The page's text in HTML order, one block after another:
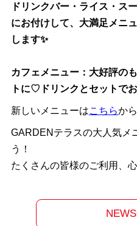
ドリンクバー・ライス・ス
にお付けして、大満足メニ
します✨
カフェメニュー：大好評の
トに♡ドリンクとセットで
新しいメニューはこちらか
GARDENテラスの大人気メ
う！
たくさんの皆様のご利用、